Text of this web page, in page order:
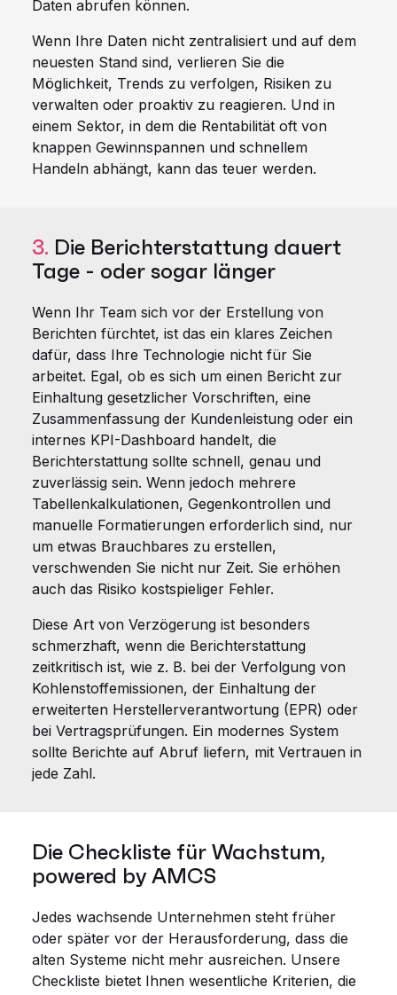
Daten abrufen können.
Wenn Ihre Daten nicht zentralisiert und auf dem
neuesten Stand sind, verlieren Sie die
Möglichkeit, Trends zu verfolgen, Risiken zu
verwalten oder proaktiv zu reagieren. Und in
einem Sektor, in dem die Rentabilität oft von
knappen Gewinnspannen und schnellem
Handeln abhängt, kann das teuer werden.
3. Die Berichterstattung dauert
Tage - oder sogar länger
Wenn Ihr Team sich vor der Erstellung von
Berichten fürchtet, ist das ein klares Zeichen
dafür, dass Ihre Technologie nicht für Sie
arbeitet. Egal, ob es sich um einen Bericht zur
Einhaltung gesetzlicher Vorschriften, eine
Zusammenfassung der Kundenleistung oder ein
internes KPI-Dashboard handelt, die
Berichterstattung sollte schnell, genau und
zuverlässig sein. Wenn jedoch mehrere
Tabellenkalkulationen, Gegenkontrollen und
manuelle Formatierungen erforderlich sind, nur
um etwas Brauchbares zu erstellen,
verschwenden Sie nicht nur Zeit. Sie erhöhen
auch das Risiko kostspieliger Fehler.
Diese Art von Verzögerung ist besonders
schmerzhaft, wenn die Berichterstattung
zeitkritisch ist, wie z. B. bei der Verfolgung von
Kohlenstoffemissionen, der Einhaltung der
erweiterten Herstellerverantwortung (EPR) oder
bei Vertragsprüfungen. Ein modernes System
sollte Berichte auf Abruf liefern, mit Vertrauen in
jede Zahl.
Die Checkliste für Wachstum,
powered by AMCS
Jedes wachsende Unternehmen steht früher
oder später vor der Herausforderung, dass die
alten Systeme nicht mehr ausreichen. Unsere
Checkliste bietet Ihnen wesentliche Kriterien, die